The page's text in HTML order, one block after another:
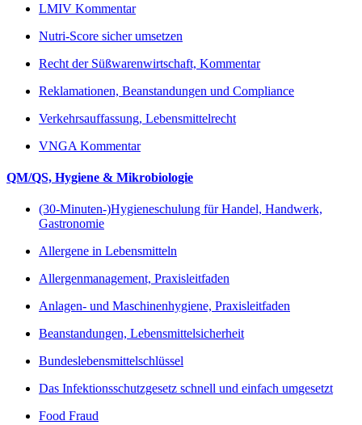
LMIV Kommentar
Nutri-Score sicher umsetzen
Recht der Süßwarenwirtschaft, Kommentar
Reklamationen, Beanstandungen und Compliance
Verkehrsauffassung, Lebensmittelrecht
VNGA Kommentar
QM/QS, Hygiene & Mikrobiologie
(30-Minuten-)Hygieneschulung für Handel, Handwerk,
Gastronomie
Allergene in Lebensmitteln
Allergenmanagement, Praxisleitfaden
Anlagen- und Maschinenhygiene, Praxisleitfaden
Beanstandungen, Lebensmittelsicherheit
Bundeslebensmittelschlüssel
Das Infektionsschutzgesetz schnell und einfach umgesetzt
Food Fraud